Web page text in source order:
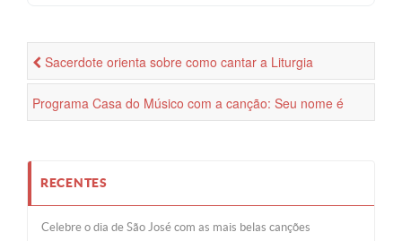
Sacerdote orienta sobre como cantar a Liturgia
Programa Casa do Músico com a canção: Seu nome é
RECENTES
Celebre o dia de São José com as mais belas canções